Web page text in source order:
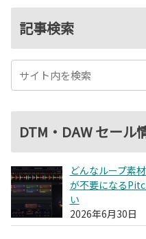
記事検索
DTM・DAW セール
どんなループ素
が不要になる
い
2026年6月30日